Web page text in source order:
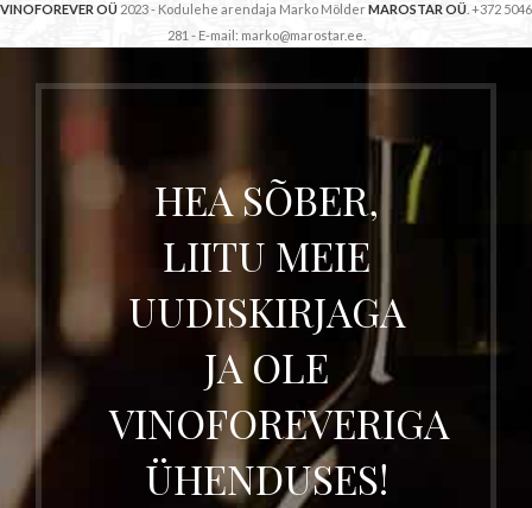
VINOFOREVER OÜ 2023 - Kodulehe arendaja Marko MölderMAROSTAR OÜ . +372 5046
281 - E-mail: marko@marostar.ee.
HEA SÕBER,
LIITU MEIE
UUDISKIRJAGA
JA OLE
VINOFOREVERIGA
ÜHENDUSES!